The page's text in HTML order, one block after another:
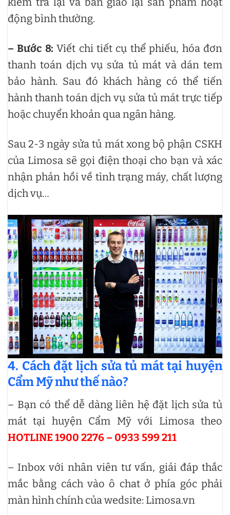
động bình thường.
– Bước 8: Viết chi tiết cụ thể phiếu, hóa đơn
thanh toán dịch vụ sửa tủ mát và dán tem
bảo hành. Sau đó khách hàng có thể tiến
hành thanh toán dịch vụ sửa tủ mát trực tiếp
hoặc chuyển khoản qua ngân hàng.
Sau 2-3 ngày sửa tủ mát xong bộ phận CSKH
của Limosa sẽ gọi điện thoại cho bạn và xác
nhận phản hồi về tình trạng máy, chất lượng
dịch vụ…
4. Cách đặt lịch sửa tủ mát tại huyện
Cẩm Mỹ như thế nào?
– Bạn có thể dễ dàng liên hệ đặt lịch sửa tủ
mát tại huyện Cẩm Mỹ với Limosa theo
HOTLINE 1900 2276 – 0933 599 211
– Inbox với nhân viên tư vấn, giải đáp thắc
mắc bằng cách vào ô chat ở phía góc phải
màn hình chính của wedsite: Limosa.vn